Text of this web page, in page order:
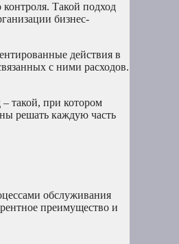
Такой подход
бизнес-
действия в
с ними расходов.
такой, при котором
решать каждую часть
обслуживания
преимущество и